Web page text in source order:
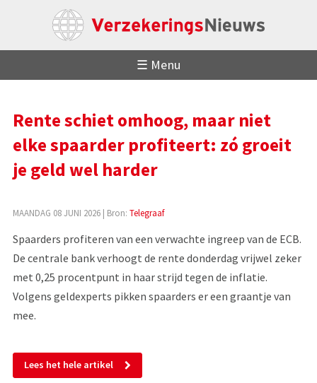
☰ Menu
Rente schiet omhoog, maar niet
elke spaarder profiteert: zó groeit
je geld wel harder
MAANDAG 08 JUNI 2026| Bron: Telegraaf
Spaarders profiteren van een verwachte ingreep van de ECB.
De centrale bank verhoogt de rente donderdag vrijwel zeker
met 0,25 procentpunt in haar strijd tegen de inflatie.
Volgens geldexperts pikken spaarders er een graantje van
mee.
Lees het hele artikel